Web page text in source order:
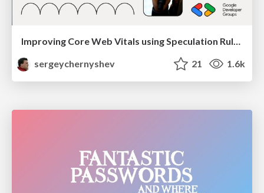
Improving Core Web Vitals using Speculation Rules API
sergeychernyshev
21 1.6k